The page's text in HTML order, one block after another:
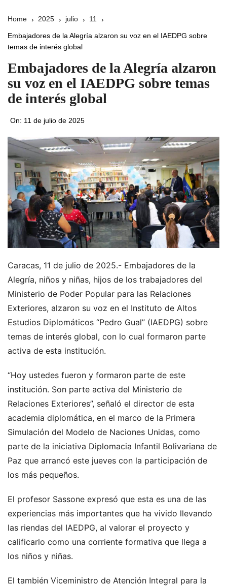
Home 2025 julio 11
Embajadores de la Alegría alzaron su voz en el IAEDPG sobre
temas de interés global
Embajadores de la Alegría alzaron
su voz en el IAEDPG sobre temas
de interés global
On: 11 de julio de 2025
Caracas, 11 de julio de 2025.- Embajadores de la
Alegría, niños y niñas, hijos de los trabajadores del
Ministerio de Poder Popular para las Relaciones
Exteriores, alzaron su voz en el Instituto de Altos
Estudios Diplomáticos “Pedro Gual” (IAEDPG) sobre
temas de interés global, con lo cual formaron parte
activa de esta institución.
“Hoy ustedes fueron y formaron parte de este
institución. Son parte activa del Ministerio de
Relaciones Exteriores”, señaló el director de esta
academia diplomática, en el marco de la Primera
Simulación del Modelo de Naciones Unidas, como
parte de la iniciativa Diplomacia Infantil Bolivariana de
Paz que arrancó este jueves con la participación de
los más pequeños.
El profesor Sassone expresó que esta es una de las
experiencias más importantes que ha vivido llevando
las riendas del IAEDPG, al valorar el proyecto y
calificarlo como una corriente formativa que llega a
los niños y niñas.
El también Viceministro de Atención Integral para la